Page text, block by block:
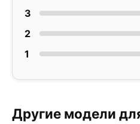
3
2
1
Другие модели